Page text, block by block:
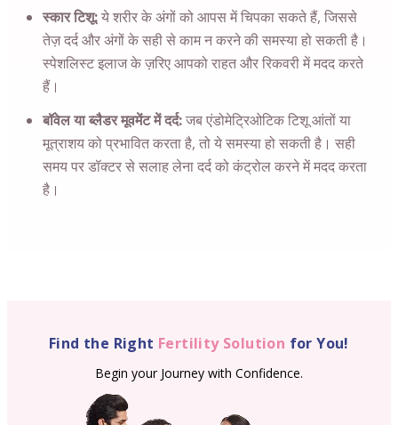
स्कार टिशू:ये शरीर के अंगों को आपस में चिपका सकते हैं, जिससे
तेज़ दर्द और अंगों के सही से काम न करने की समस्या हो सकती है।
स्पेशलिस्ट इलाज के ज़रिए आपको राहत और रिकवरी में मदद करते
हैं।
बॉवेल या ब्लैडर मूवमेंट में दर्द:जब एंडोमेट्रिओटिक टिशू आंतों या
मूत्राशय को प्रभावित करता है, तो ये समस्या हो सकती है। सही
समय पर डॉक्टर से सलाह लेना दर्द को कंट्रोल करने में मदद करता
है।
Find the Right Fertility Solution for You!
Begin your Journey with Confidence.